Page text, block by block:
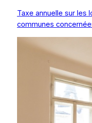
Taxe annuelle sur les
communes